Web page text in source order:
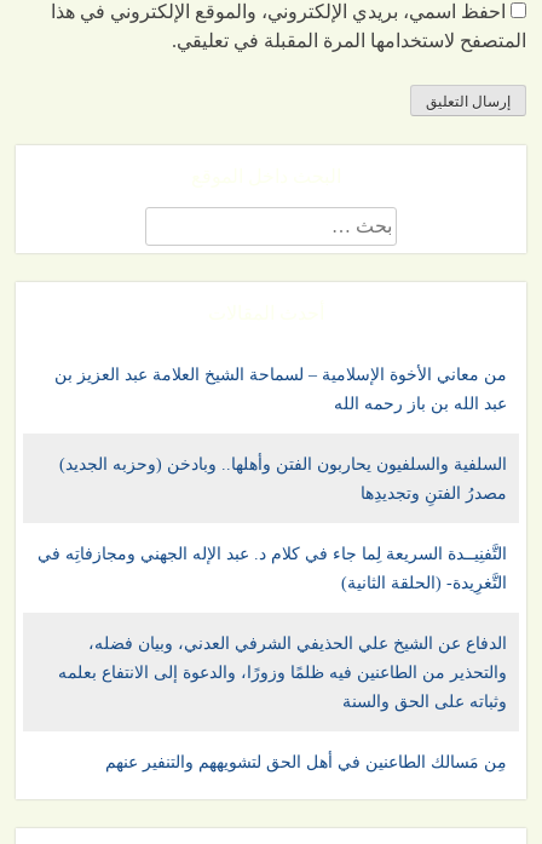
احفظ اسمي، بريدي الإلكتروني، والموقع الإلكتروني في هذا
المتصفح لاستخدامها المرة المقبلة في تعليقي.
البحث
عن:
من معاني الأخوة الإسلامية – لسماحة الشيخ العلامة عبد العزيز بن
عبد الله بن باز رحمه الله
السلفية والسلفيون يحاربون الفتن وأهلها.. وبادخن (وحزبه الجديد)
مصدرُ الفتنِ وتجديدِها
التَّفنِيــدة السريعة لِما جاء في كلام د. عبد الإله الجهني ومجازفاتِه في
التَّغرِيدة- (الحلقة الثانية)
الدفاع عن الشيخ علي الحذيفي الشرفي العدني، وبيان فضله،
والتحذير من الطاعنين فيه ظلمًا وزورًا، والدعوة إلى الانتفاع بعلمه
وثباته على الحق والسنة
مِن مَسالك الطاعنين في أهل الحق لتشويههم والتنفير عنهم